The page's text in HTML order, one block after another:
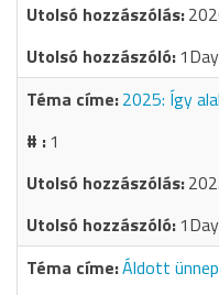
2025: Így
1
Áldott